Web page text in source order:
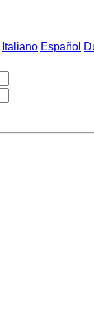
Italiano Español